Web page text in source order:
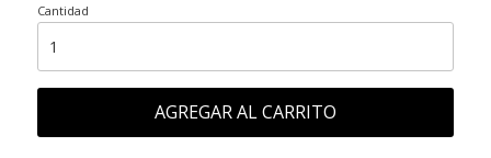
Cantidad
AGREGAR AL CARRITO